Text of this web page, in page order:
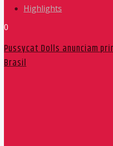
Highlights
0
Pussycat Dolls anunciam
Brasil